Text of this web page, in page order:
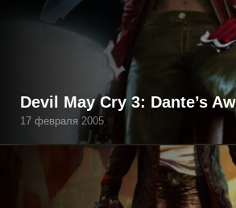
Devil May Cry 3: Dante’s
17 февраля 2005